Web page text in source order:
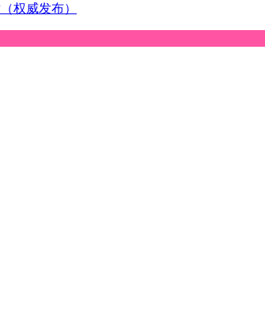
权威发布）